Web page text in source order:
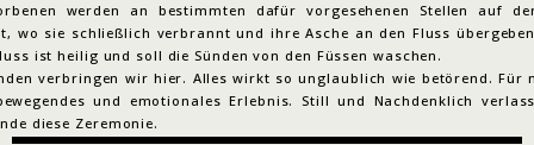
werden an bestimmten dafür vorgesehenen Stellen auf
wo sie schließlich verbrannt und ihre Asche an den Fluss
ist heilig und soll die Sünden von den Füssen waschen.
verbringen wir hier. Alles wirkt so unglaublich wie betörend. Für
und emotionales Erlebnis. Still und Nachdenklich
diese Zeremonie.